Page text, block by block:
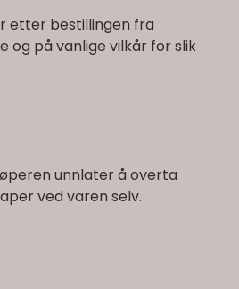
etter bestillingen fra
og på vanlige vilkår for slik
unnlater å overta
ved varen selv.